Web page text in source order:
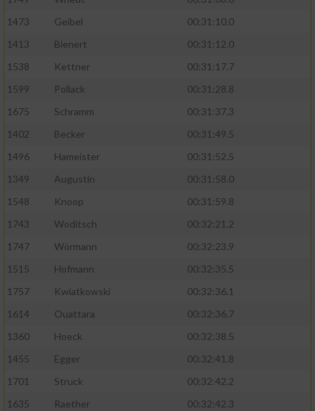
1473
Geibel
00:31:10.0
1413
Bienert
00:31:12.0
1538
Kettner
00:31:17.7
1599
Pollack
00:31:28.8
1675
Schramm
00:31:37.3
1402
Becker
00:31:49.5
1496
Hameister
00:31:52.5
1349
Augustin
00:31:58.0
1548
Knoop
00:31:59.8
1743
Woditsch
00:32:21.2
1747
Wörmann
00:32:23.9
1515
Hofmann
00:32:35.5
1757
Kwiatkowski
00:32:36.1
1614
Ouattara
00:32:36.7
1360
Hoeck
00:32:38.5
1455
Egger
00:32:41.8
1701
Struck
00:32:42.2
1635
Raether
00:32:42.3